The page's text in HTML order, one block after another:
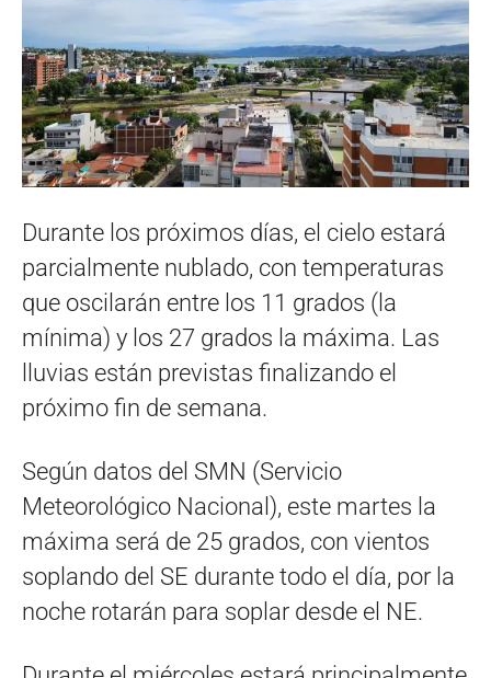
Durante los próximos días, el cielo estará
parcialmente nublado, con temperaturas
que oscilarán entre los 11 grados (la
mínima) y los 27 grados la máxima. Las
lluvias están previstas finalizando el
próximo fin de semana.
Según datos del SMN (Servicio
Meteorológico Nacional), este martes la
máxima será de 25 grados, con vientos
soplando del SE durante todo el día, por la
noche rotarán para soplar desde el NE.